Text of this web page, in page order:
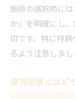
施術の選択時に
か」を明確にし
切です。特に持
るよう注意しまし
疲労回復にはど